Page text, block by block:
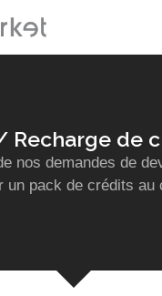
Recharge de
nos demandes de
un pack de crédits au